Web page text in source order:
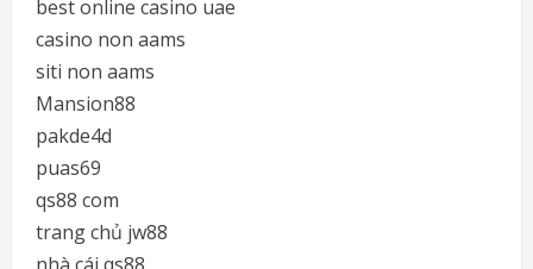
best online casino uae
casino non aams
siti non aams
Mansion88
pakde4d
puas69
qs88 com
trang chủ jw88